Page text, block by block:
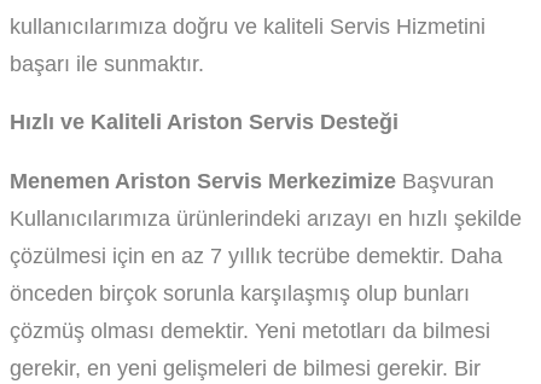
kullanıcılarımıza doğru ve kaliteli Servis Hizmetini
başarı ile sunmaktır.
Hızlı ve Kaliteli Ariston Servis Desteği
Menemen Ariston Servis Merkezimize Başvuran
Kullanıcılarımıza ürünlerindeki arızayı en hızlı şekilde
çözülmesi için en az 7 yıllık tecrübe demektir. Daha
önceden birçok sorunla karşılaşmış olup bunları
çözmüş olması demektir. Yeni metotları da bilmesi
gerekir, en yeni gelişmeleri de bilmesi gerekir. Bir